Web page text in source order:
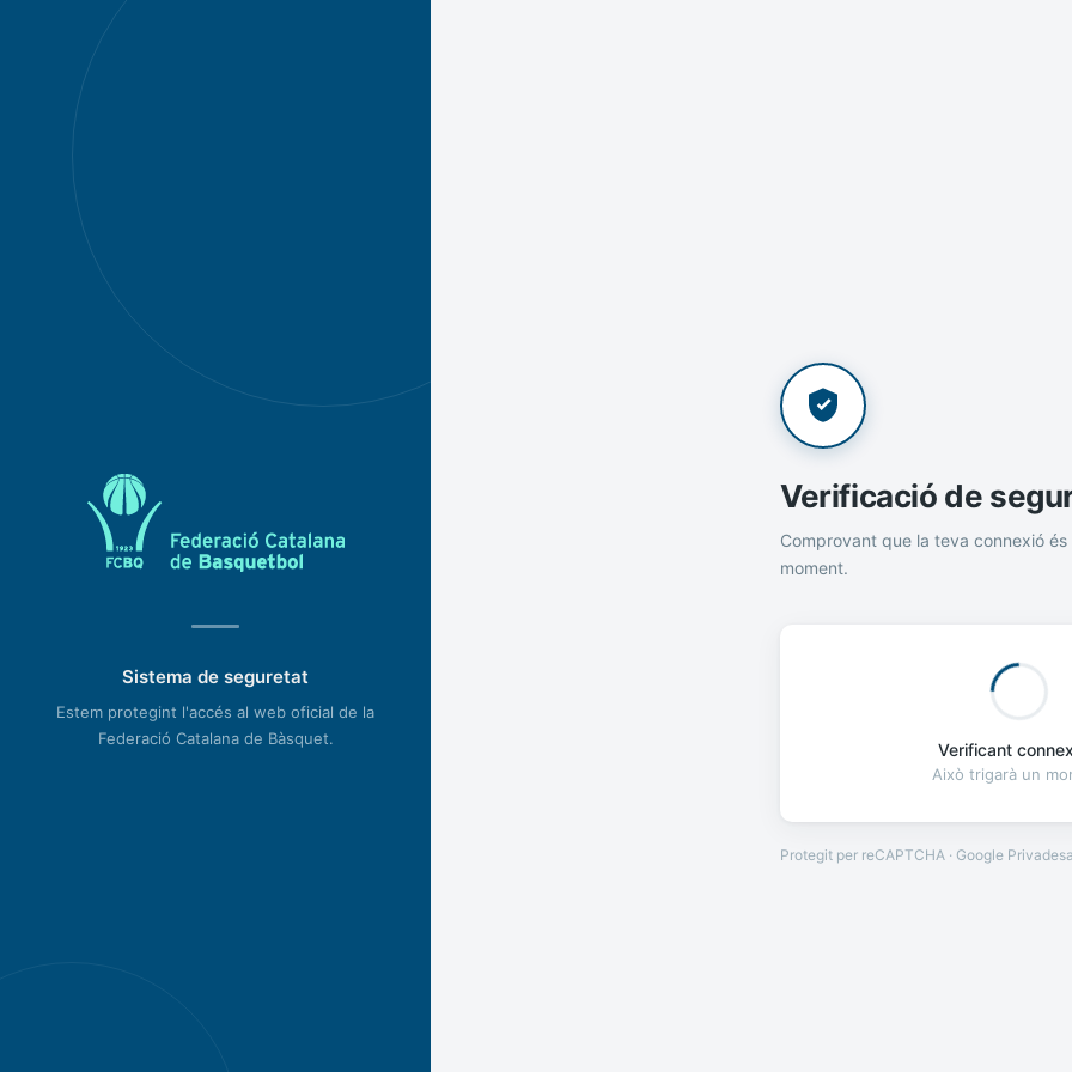
Sistema de seguretat
Estem protegint l'accés al web oficial de la
Federació Catalana de Bàsquet.
Verificació de
Comprovant que la teva connexió és
moment.
Verificant
Això trigarà un
Protegit per reCAPTCHA · Google Privadesa